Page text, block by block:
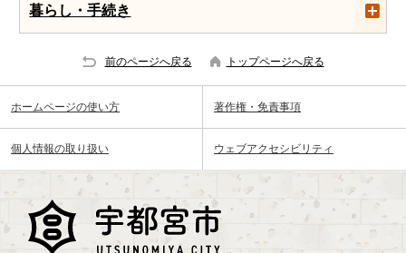
暮らし・手続き
前のページへ戻る トップページへ戻る
ホームページの使い方 著作権・免責事項
個人情報の取り扱い ウェブアクセシビリティ